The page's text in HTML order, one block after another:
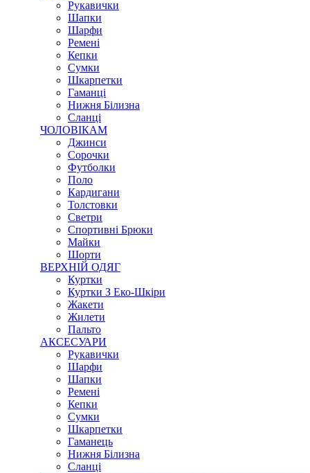
Рукавички
Шапки
Шарфи
Ремені
Кепки
Сумки
Шкарпетки
Гаманці
Нижня Білизна
Сланці
ЧОЛОВІКАМ
Джинси
Сорочки
Футболки
Поло
Кардигани
Толстовки
Светри
Спортивні Брюки
Майки
Шорти
ВЕРХНІЙ ОДЯГ
Куртки
Куртки З Еко-Шкіри
Жакети
Жилети
Пальто
АКСЕСУАРИ
Рукавички
Шарфи
Шапки
Ремені
Кепки
Сумки
Шкарпетки
Гаманець
Нижня Білизна
Сланці